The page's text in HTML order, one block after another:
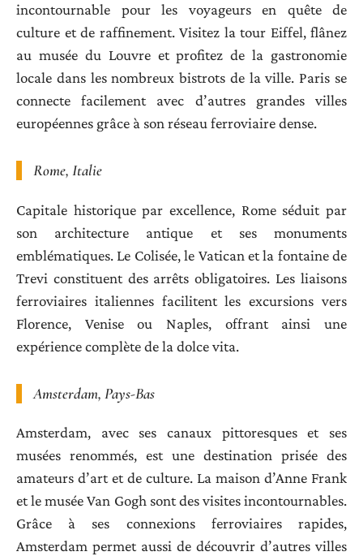
incontournable pour les voyageurs en quête de
culture et de raffinement. Visitez la tour Eiffel, flânez
au musée du Louvre et profitez de la gastronomie
locale dans les nombreux bistrots de la ville. Paris se
connecte facilement avec d’autres grandes villes
européennes grâce à son réseau ferroviaire dense.
Rome, Italie
Capitale historique par excellence, Rome séduit par
son architecture antique et ses monuments
emblématiques. Le Colisée, le Vatican et la fontaine de
Trevi constituent des arrêts obligatoires. Les liaisons
ferroviaires italiennes facilitent les excursions vers
Florence, Venise ou Naples, offrant ainsi une
expérience complète de la dolce vita.
Amsterdam, Pays-Bas
Amsterdam, avec ses canaux pittoresques et ses
musées renommés, est une destination prisée des
amateurs d’art et de culture. La maison d’Anne Frank
et le musée Van Gogh sont des visites incontournables.
Grâce à ses connexions ferroviaires rapides,
Amsterdam permet aussi de découvrir d’autres villes